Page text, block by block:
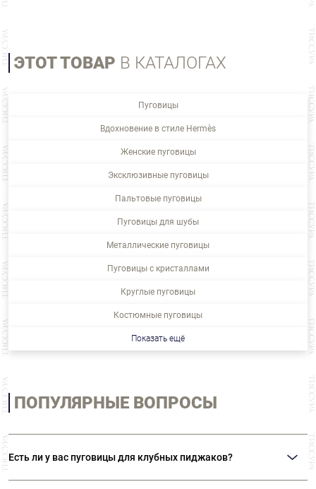
ЭТОТ ТОВАР В КАТАЛОГАХ
Пуговицы
Вдохновение в стиле Hermès
Женские пуговицы
Эксклюзивные пуговицы
Пальтовые пуговицы
Пуговицы для шубы
Металлические пуговицы
Пуговицы с кристаллами
Круглые пуговицы
Костюмные пуговицы
Показать ещё
ПОПУЛЯРНЫЕ ВОПРОСЫ
Есть ли у вас пуговицы для клубных пиджаков?